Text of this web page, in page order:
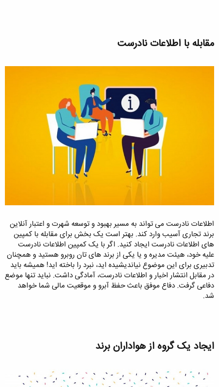
مقابله با اطلاعات نادرست​
اطلاعات نادرست می تواند به مسیر بهبود و توسعه شهرت و اعتبار آنلاین
برند تجاری آسیب وارد کند. بهتر است یک بخش برای مقابله با کمپین
های اطلاعات نادرست ایجاد کنید. اگر با یک کمپین اطلاعات نادرست
علیه خود، هیئت مدیره و یا یکی از برند های تان روبرو هستید و همچنان
تدبیری برای این موضوع نیاندیشیده اید، نبرد را باخته اید! همیشه باید
در مقابل انتشار اخبار و اطلاعات نادرست، آمادگی داشت. نباید تنها موضع
دفاعی گرفت. دفاع موفق باعث حفظ آبرو و موقعیت مالی شما خواهد
شد.
ایجاد یک گروه از هواداران برند​